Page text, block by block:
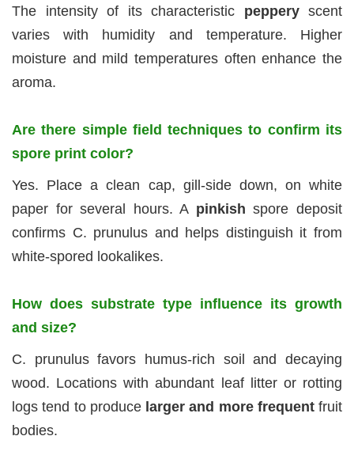
The intensity of its characteristic pepperyscent
varies with humidity and temperature. Higher
moisture and mild temperatures often enhance the
aroma.
Are there simple field techniques to confirm its
spore print color?
Yes. Place a clean cap, gill-side down, on white
paper for several hours. A pinkish spore deposit
confirms C. prunulus and helps distinguish it from
white-spored lookalikes.
How does substrate type influence its growth
and size?
C. prunulus favors humus-rich soil and decaying
wood. Locations with abundant leaf litter or rotting
logs tend to produce larger and more frequentfruit
bodies.